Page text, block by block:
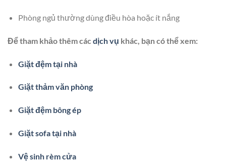
Phòng ngủ thường dùng điều hòa hoặc ít nắng
Để tham khảo thêm cácdịch vụ khác, bạn có thể xem:
Giặt đệm tại nhà
Giặt thảm văn phòng
Giặt đệm bông ép
Giặt sofa tại nhà
Vệ sinh rèm cửa